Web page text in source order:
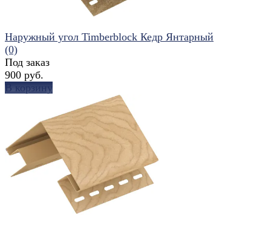
избранное сравнить
Наружный угол Timberblock Кедр Янтарный
(0)
Под заказ
900 руб.
В корзину